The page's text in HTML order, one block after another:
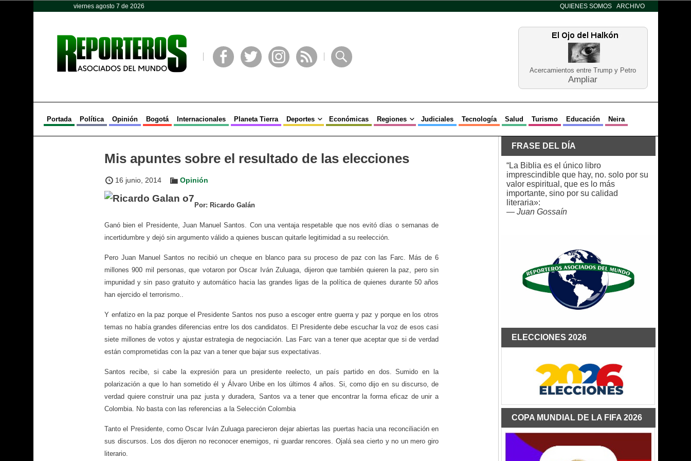
viernes agosto 7 de 2026 QUIENES SOMOS ARCHIVO
Acercamientos entre Trump y Petro
Ampliar
Portada Política Opinión Bogotá Internacionales Planeta Tierra Deportes Económicas Regiones Judiciales Tecnología Salud Turismo Educación Neira
Mis apuntes sobre el resultado de las elecciones
16 junio, 2014 Opinión
Por: Ricardo Galán
Ganó bien el Presidente, Juan Manuel Santos. Con una ventaja respetable que nos evitó días o semanas de
incertidumbre y dejó sin argumento válido a quienes buscan quitarle legitimidad a su reelección.
Pero Juan Manuel Santos no recibió un cheque en blanco para su proceso de paz con las Farc. Más de 6
millones 900 mil personas, que votaron por Oscar Iván Zuluaga, dijeron que también quieren la paz, pero sin
impunidad y sin paso gratuito y automático hacia las grandes ligas de la política de quienes durante 50 años
han ejercido el terrorismo..
Y enfatizo en la paz porque el Presidente Santos nos puso a escoger entre guerra y paz y porque en los otros
temas no había grandes diferencias entre los dos candidatos. El Presidente debe escuchar la voz de esos casi
siete millones de votos y ajustar estrategia de negociación. Las Farc van a tener que aceptar que si de verdad
están comprometidas con la paz van a tener que bajar sus expectativas.
Santos recibe, si cabe la expresión para un presidente reelecto, un país partido en dos. Sumido en la
polarización a que lo han sometido él y Álvaro Uribe en los últimos 4 años. Si, como dijo en su discurso, de
verdad quiere construir una paz justa y duradera, Santos va a tener que encontrar la forma eficaz de unir a
Colombia. No basta con las referencias a la Selección Colombia
Tanto el Presidente, como Oscar Iván Zuluaga parecieron dejar abiertas las puertas hacia una reconciliación en
sus discursos. Los dos dijeron no reconocer enemigos, ni guardar rencores. Ojalá sea cierto y no un mero giro
literario.
FRASE DEL DÍA
“La Biblia es el único libro
imprescindible que hay, no. solo por su
valor espiritual, que es lo más
importante, sino por su calidad
literaria»:
— Juan Gossaín
ELECCIONES 2026
COPA MUNDIAL DE LA FIFA 2026
Opinión Política